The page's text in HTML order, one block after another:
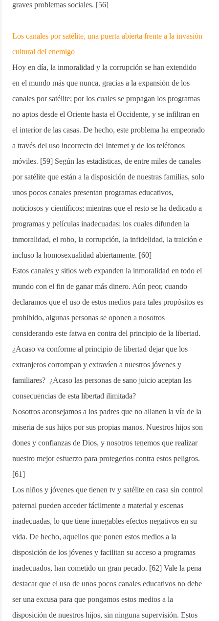
graves problemas sociales. [56]
Los canales por satélite, una puerta abierta frente a la invasión
cultural del enemigo
Hoy en día, la inmoralidad y la corrupción se han extendido
en el mundo más que nunca, gracias a la expansión de los
canales por satélite; por los cuales se propagan los programas
no aptos desde el Oriente hasta el Occidente, y se infiltran en
el interior de las casas. De hecho, este problema ha empeorado
a través del uso incorrecto del Internet y de los teléfonos
móviles. [59] Según las estadísticas, de entre miles de canales
por satélite que están a la disposición de nuestras familias, solo
unos pocos canales presentan programas educativos,
noticiosos y científicos; mientras que el resto se ha dedicado a
programas y películas inadecuadas; los cuales difunden la
inmoralidad, el robo, la corrupción, la infidelidad, la traición e
incluso la homosexualidad abiertamente. [60]
Estos canales y sitios web expanden la inmoralidad en todo el
mundo con el fin de ganar más dinero. Aún peor, cuando
declaramos que el uso de estos medios para tales propósitos es
prohibido, algunas personas se oponen a nosotros
considerando este fatwa en contra del principio de la libertad.
¿Acaso va conforme al principio de libertad dejar que los
extranjeros corrompan y extravíen a nuestros jóvenes y
familiares? ¿Acaso las personas de sano juicio aceptan las
consecuencias de esta libertad ilimitada?
Nosotros aconsejamos a los padres que no allanen la vía de la
miseria de sus hijos por sus propias manos. Nuestros hijos son
dones y confianzas de Dios, y nosotros tenemos que realizar
nuestro mejor esfuerzo para protegerlos contra estos peligros.
[61]
Los niños y jóvenes que tienen tv y satélite en casa sin control
paternal pueden acceder fácilmente a material y escenas
inadecuadas, lo que tiene innegables efectos negativos en su
vida. De hecho, aquellos que ponen estos medios a la
disposición de los jóvenes y facilitan su acceso a programas
inadecuados, han cometido un gran pecado. [62] Vale la pena
destacar que el uso de unos pocos canales educativos no debe
ser una excusa para que pongamos estos medios a la
disposición de nuestros hijos, sin ninguna supervisión. Estos